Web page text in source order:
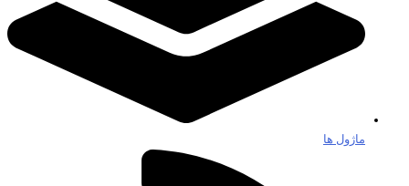
ماژول ها